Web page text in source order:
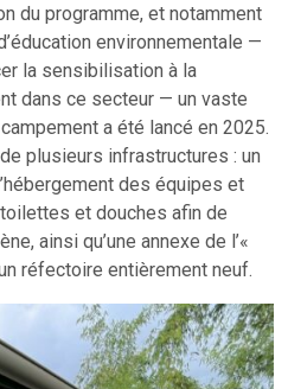
du programme, et notamment
environnementale —
la sensibilisation à la
dans ce secteur — un vaste
a été lancé en 2025.
plusieurs infrastructures : un
des équipes et
et douches afin de
ainsi qu’une annexe de l’«
réfectoire entièrement neuf.